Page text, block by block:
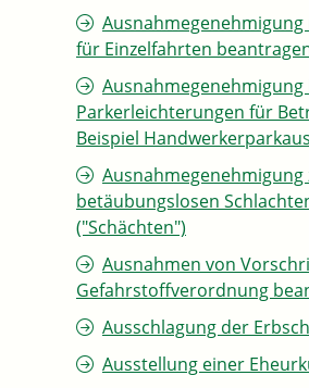
Ausnahmegenehmigung
für Einzelfahrten
Parkerleichterungen für
Beispiel
Ausnahmegenehmigung
betäubungslosen
("Schächten")
Ausnahmen von
Gefahrstoffverordnung
Ausschlagung der
Ausstellung einer